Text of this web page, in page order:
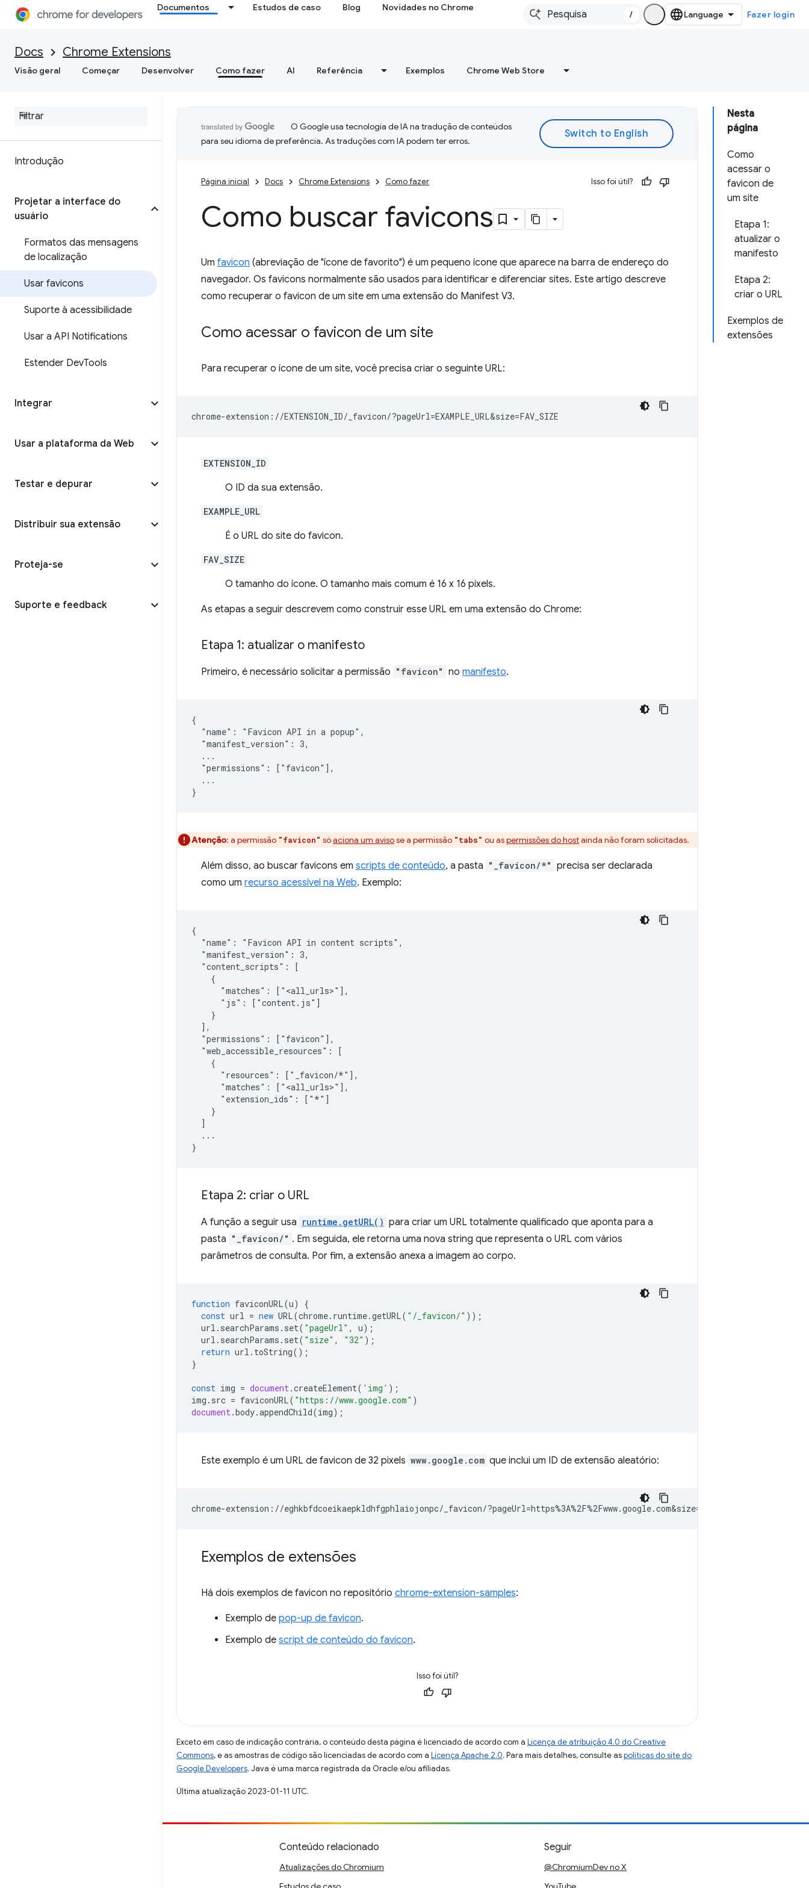
Documentos Estudos de caso Blog Novidades no Chrome
/ Fazer login
Docs Chrome Extensions
Visão geral Começar Desenvolver Como fazer AI Referência Exemplos Chrome Web Store
Introdução
Projetar a interface do
usuário
Formatos das mensagens
de localização
Usar favicons
Suporte à acessibilidade
Usar a API Notifications
Estender DevTools
Integrar
Usar a plataforma da Web
Testar e depurar
Distribuir sua extensão
Proteja-se
Suporte e feedback
Nesta
página
Como
acessar o
favicon de
um site
Etapa 1:
atualizar o
manifesto
Etapa 2:
criar o URL
Exemplos de
extensões
O Google usa tecnologia de IA na tradução de conteúdos
para seu idioma de preferência. As traduções com IA podem ter erros.
Página inicial Docs Chrome Extensions Como fazer Isso foi útil?
Como buscar favicons
Um favicon (abreviação de "ícone de favorito") é um pequeno ícone que aparece na barra de endereço do
navegador. Os favicons normalmente são usados para identificar e diferenciar sites. Este artigo descreve
como recuperar o favicon de um site em uma extensão do Manifest V3.
Como acessar o favicon de um site
Para recuperar o ícone de um site, você precisa criar o seguinte URL:
EXTENSION_ID
O ID da sua extensão.
EXAMPLE_URL
É o URL do site do favicon.
FAV_SIZE
O tamanho do ícone. O tamanho mais comum é 16 x 16 pixels.
As etapas a seguir descrevem como construir esse URL em uma extensão do Chrome:
Etapa 1: atualizar o manifesto
Primeiro, é necessário solicitar a permissão "favicon" no manifesto.
{
  "name": "Favicon API in a popup",
  "manifest_version": 3,
  ...
  "permissions": ["favicon"],
  ...
Atenção: a permissão "favicon" sóaciona um avisose a permissão "tabs" ou aspermissões do hostainda não foram solicitadas.
Além disso, ao buscar favicons em scripts de conteúdo, a pasta "_favicon/*" precisa ser declarada
como um recurso acessível na Web. Exemplo:
{
  "name": "Favicon API in content scripts",
  "manifest_version": 3,
  "content_scripts": [
    {
      "matches": ["<all_urls>"],
      "js": ["content.js"]
    }
  ],
  "permissions": ["favicon"],
  "web_accessible_resources": [
    {
      "resources": ["_favicon/*"],
      "matches": ["<all_urls>"],
      "extension_ids": ["*"]
    }
  ]
  ...
Etapa 2: criar o URL
A função a seguir usa runtime.getURL() para criar um URL totalmente qualificado que aponta para a
pasta "_favicon/" . Em seguida, ele retorna uma nova string que representa o URL com vários
parâmetros de consulta. Por fim, a extensão anexa a imagem ao corpo.
function faviconURL(u)
{
const url = new URL(chrome. runtime.getURL( "/_favicon/" ));
url . searchParams . set( "pageUrl" , u);
url . searchParams . set( "size" , "32" );
return url . toString();
}
const img = document.createElement( 'img' );
img . src = faviconURL( "https://www.google.com" )
document.body.appendChild(img);
Este exemplo é um URL de favicon de 32 pixels www.google.com que inclui um ID de extensão aleatório:
Exemplos de extensões
Há dois exemplos de favicon no repositório chrome-extension-samples:
Exemplo de pop-up de favicon.
Exemplo de script de conteúdo do favicon.
Isso foi útil?
Exceto em caso de indicação contrária, o conteúdo desta página é licenciado de acordo com a Licença de atribuição 4.0 do Creative
Commons, e as amostras de código são licenciadas de acordo com a Licença Apache 2.0. Para mais detalhes, consulte aspolíticas do site do
Google Developers. Java é uma marca registrada da Oracle e/ou afiliadas.
Última atualização 2023-01-11 UTC.
Conteúdo relacionado
Atualizações do Chromium
Seguir
@ChromiumDev no X